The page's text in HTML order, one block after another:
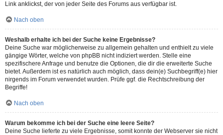
Link anklickst, der von jeder Seite des Forums aus verfügbar ist.
Nach oben
Weshalb erhalte ich bei der Suche keine Ergebnisse?
Deine Suche war möglicherweise zu allgemein gehalten und enthielt zu viele
gängige Wörter, welche von phpBB nicht indiziert werden. Stelle eine
spezifischere Anfrage und benutze die Optionen, die dir die erweiterte Suche
bietet. Außerdem ist es natürlich auch möglich, dass dein(e) Suchbegriff(e) hier
nirgends im Forum verwendet wurden. Prüfe ggf. die Rechtschreibung der
Begriffe!
Nach oben
Warum bekomme ich bei der Suche eine leere Seite?
Deine Suche lieferte zu viele Ergebnisse, somit konnte der Webserver sie nicht